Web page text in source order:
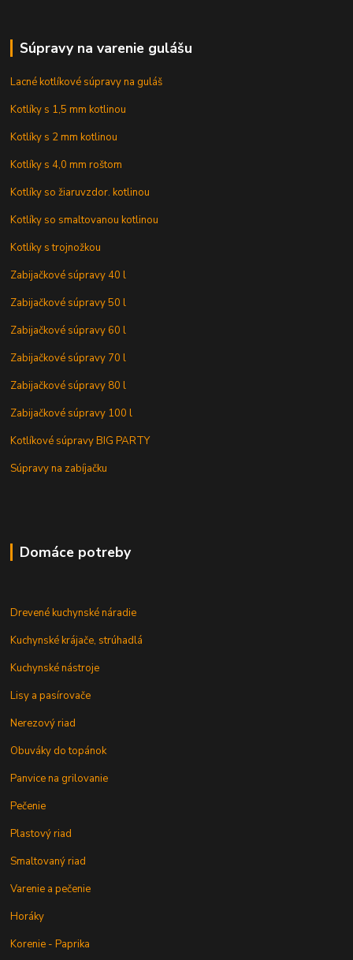
Súpravy na varenie gulášu
Lacné kotlíkové súpravy na guláš
Kotlíky s 1,5 mm kotlinou
Kotlíky s 2 mm kotlinou
Kotlíky s 4,0 mm roštom
Kotlíky so žiaruvzdor. kotlinou
Kotlíky so smaltovanou kotlinou
Kotlíky s trojnožkou
Zabijačkové súpravy 40 l
Zabijačkové súpravy 50 l
Zabijačkové súpravy 60 l
Zabijačkové súpravy 70 l
Zabijačkové súpravy 80 l
Zabijačkové súpravy 100 l
Kotlíkové súpravy BIG PARTY
Súpravy na zabíjačku
Domáce potreby
Drevené kuchynské náradie
Kuchynské krájače, strúhadlá
Kuchynské nástroje
Lisy a pasírovače
Nerezový riad
Obuváky do topánok
Panvice na grilovanie
Pečenie
Plastový riad
Smaltovaný riad
Varenie a pečenie
Horáky
Korenie - Paprika